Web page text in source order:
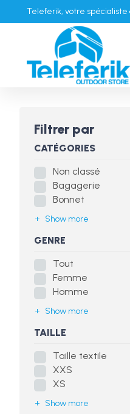
Teleferik, votre
Filtrer par
CATÉGORIES
Non classé
Bagagerie
Bonnet
Show more
GENRE
Tout
Femme
Homme
Show more
TAILLE
Taille textile
XXS
XS
Show more